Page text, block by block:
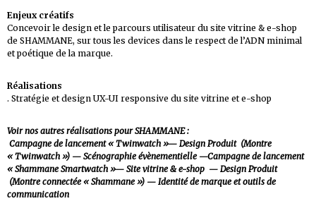
Enjeux créatifs
Concevoir le design et le parcours utilisateur du site vitrine & e-shop
de SHAMMANE, sur tous les devices dans le respect de l’ADN minimal
et poétique de la marque.
Réalisations
. Stratégie et design UX-UI responsive du site vitrine et e-shop
Voir nos autres réalisations pour SHAMMANE :
Campagne de lancement « Twinwatch »— Design Produit (Montre
« Twinwatch ») — Scénographie évènementielle—Campagne de lancement
« Shammane Smartwatch »— Site vitrine & e-shop — Design Produit
(Montre connectée « Shammane ») — Identité de marque et outils de
communication